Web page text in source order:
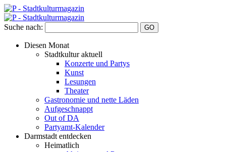
Suche nach:
Diesen Monat
Stadtkultur aktuell
Konzerte und Partys
Kunst
Lesungen
Theater
Gastronomie und nette Läden
Aufgeschnappt
Out of DA
Partyamt-Kalender
Darmstadt entdecken
Heimatlich